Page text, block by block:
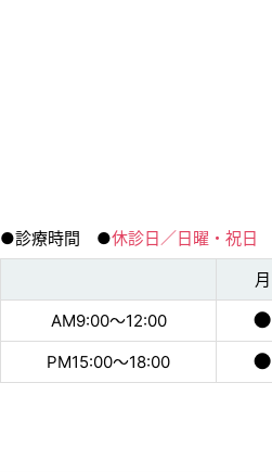
●診療時間 ●休診日／日曜・祝日
月
AM9:00〜12:00
●
PM15:00〜18:00 ●